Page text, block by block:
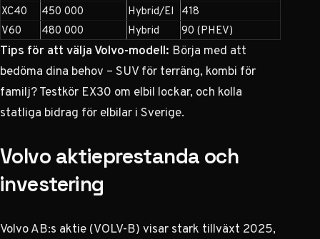
XC40
450 000 Hybrid/El 418
V60
480 000 Hybrid 90 (PHEV)
Tips för att välja Volvo-modell: Börja med att
bedöma dina behov – SUV för terräng, kombi för
familj? Testkör EX30 om elbil lockar, och kolla
statliga bidrag för elbilar i Sverige.
Volvo aktieprestanda och
investering
Volvo AB:s aktie (VOLV-B) visar stark tillväxt 2025,